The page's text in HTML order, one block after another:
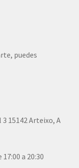
puedes
15142 Arteixo, A
17:00 a 20:30